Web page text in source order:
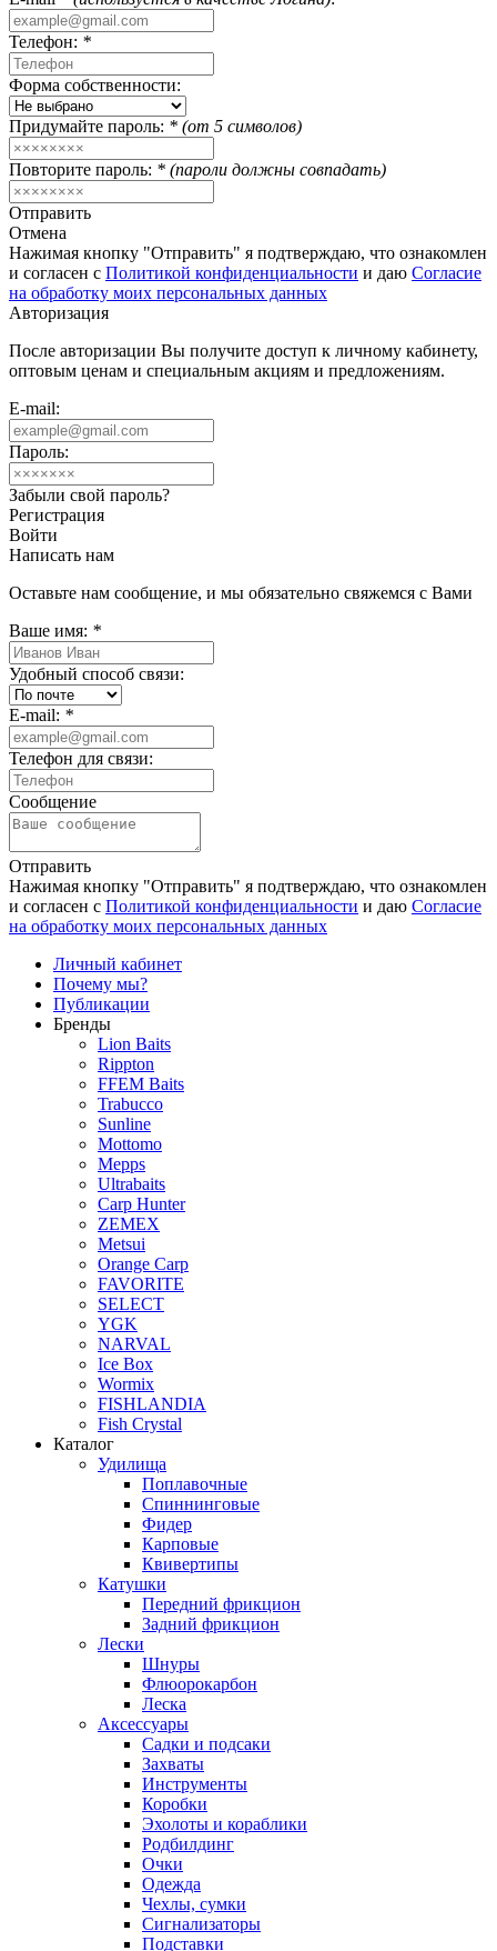
Телефон: *
Форма собственности:
Придумайте пароль: * (от 5 символов)
Повторите пароль: * (пароли должны совпадать)
Отправить
Отмена
Нажимая кнопку "Отправить" я подтверждаю, что ознакомлен
и согласен с Политикой конфиденциальности и даю Согласие
на обработку моих персональных данных
Авторизация
После авторизации Вы получите доступ к личному кабинету,
оптовым ценам и специальным акциям и предложениям.
E-mail:
Пароль:
Забыли свой пароль?
Регистрация
Войти
Написать нам
Оставьте нам сообщение, и мы обязательно свяжемся с Вами
Ваше имя: *
Удобный способ связи:
E-mail: *
Телефон для связи:
Сообщение
Отправить
Нажимая кнопку "Отправить" я подтверждаю, что ознакомлен
и согласен с Политикой конфиденциальности и даю Согласие
на обработку моих персональных данных
Личный кабинет
Почему мы?
Публикации
Бренды
Lion Baits
Rippton
FFEM Baits
Trabucco
Sunline
Mottomo
Mepps
Ultrabaits
Carp Hunter
ZEMEX
Metsui
Orange Carp
FAVORITE
SELECT
YGK
NARVAL
Ice Box
Wormix
FISHLANDIA
Fish Crystal
Каталог
Удилища
Поплавочные
Спиннинговые
Фидер
Карповые
Квивертипы
Катушки
Передний фрикцион
Задний фрикцион
Лески
Шнуры
Флюорокарбон
Леска
Аксессуары
Садки и подсаки
Захваты
Инструменты
Коробки
Эхолоты и кораблики
Родбилдинг
Очки
Одежда
Чехлы, сумки
Сигнализаторы
Подставки